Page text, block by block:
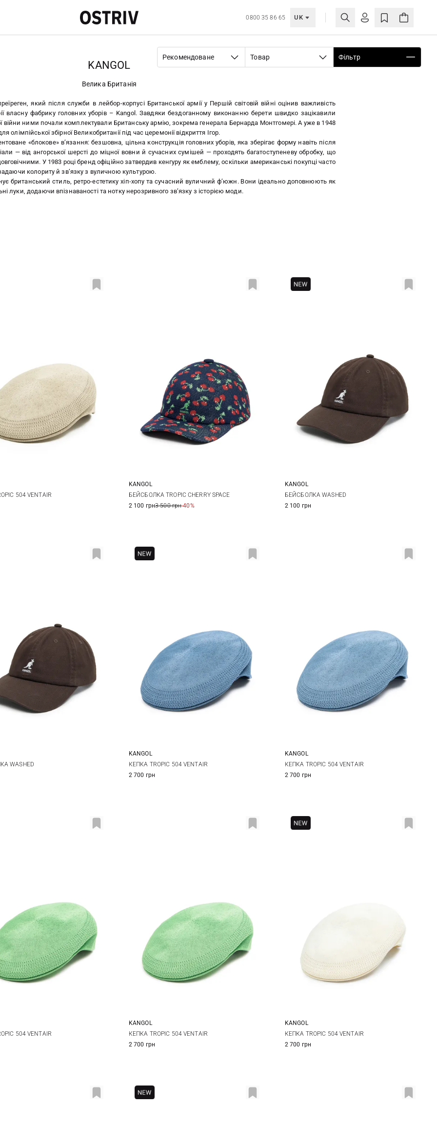
0800 35 86 65 UK
МОЯ ОБЛІКІВКА
СТВОРИТИ ОБЛІКІВКУ
KANGOL
Велика Британія
який після служби в лейбор-корпусі Британської армії у Першій світовій війні оцінив важливість
власну фабрику головних уборів – Kangol. Завдяки бездоганному виконанню берети швидко зацікавили
війни ними почали комплектували Британську армію, зокрема генерала Бернарда Монтгомері. А уже в 1948
олімпійської збірної Великобританії під час церемонії відкриття Ігор.
«блокове» в’язання: безшовна, цільна конструкція головних уборів, яка зберігає форму навіть після
— від ангорської шерсті до міцної вовни й сучасних сумішей — проходять багатоступеневу обробку, що
У 1983 році бренд офіційно затвердив кенгуру як емблему, оскільки американські покупці часто
колориту й зв’язку з вуличною культурою.
британський стиль, ретро-естетику хіп-хопу та сучасний вуличний ф’южн. Вони ідеально доповнюють як
луки, додаючи впізнаваності та нотку нерозривного зв’язку з історією моди.
Рекомендоване Товар Фільтр
M
504 VENTAIR
L
KANGOL
БЕЙСБОЛКА TROPIC CHERRY SPACE
2 100 грн3 500 грн-40%
One size
KANGOL
БЕЙСБОЛКА WASHED
2 100 грн
One size
WASHED
M L
KANGOL
КЕПКА TROPIC 504 VENTAIR
2 700 грн
M L
KANGOL
КЕПКА TROPIC 504 VENTAIR
2 700 грн
L
504 VENTAIR
M L
KANGOL
КЕПКА TROPIC 504 VENTAIR
2 700 грн
S M
KANGOL
КЕПКА TROPIC 504 VENTAIR
2 700 грн